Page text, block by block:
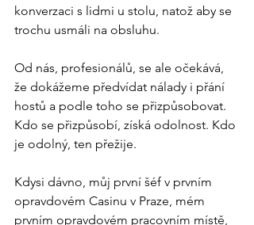
konverzaci s lidmi u stolu, natož aby se
trochu usmáli na obsluhu.
Od nás, profesionálů, se ale očekává,
že dokážeme předvídat nálady i přání
hostů a podle toho se přizpůsobovat.
Kdo se přizpůsobí, získá odolnost. Kdo
je odolný, ten přežije.
Kdysi dávno, můj první šéf v prvním
opravdovém Casinu v Praze, mém
prvním opravdovém pracovním místě,